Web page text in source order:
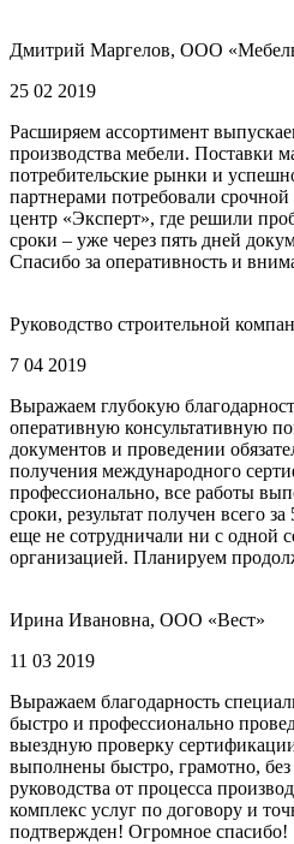
Дмитрий Маргелов, ООО
25 02 2019
Расширяем ассортимент
производства мебели. Поставки
потребительские рынки и
партнерами потребовали
центр «Эксперт», где решили
сроки – уже через пять дней
Спасибо за оперативность и
Руководство строительной
7 04 2019
Выражаем глубокую
оперативную консультативную
документов и проведении
получения международного
профессионально, все работы
сроки, результат получен всего
еще не сотрудничали ни с одной
организацией. Планируем
Ирина Ивановна, ООО «Вест»
11 03 2019
Выражаем благодарность
быстро и профессионально
выездную проверку
выполнены быстро, грамотно,
руководства от процесса
комплекс услуг по договору и
подтвержден! Огромное спасибо!